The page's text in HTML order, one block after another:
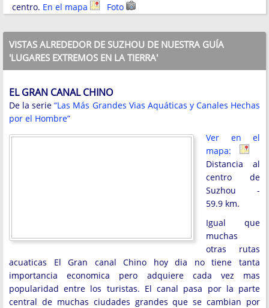
centro. En el mapa Foto
VISTAS ALREDEDOR DE SUZHOU DE NUESTRA GUÍA
'LUGARES EXTREMOS EN LA TIERRA'
EL GRAN CANAL CHINO
De la serie“Las Más Grandes Vias Aquáticas y Canales Hechas
por el Hombre”
Ver en el
mapa:
Distancia al
centro de
Suzhou -
59.9 km.
Igual que
muchas
otras rutas
acuaticas El Gran canal Chino hoy dia no tiene tanta
importancia economica pero adquiere cada vez mas
popularidad entre los turistas. El canal pasa por la parte
central de muchas ciudades grandes que se cambian por